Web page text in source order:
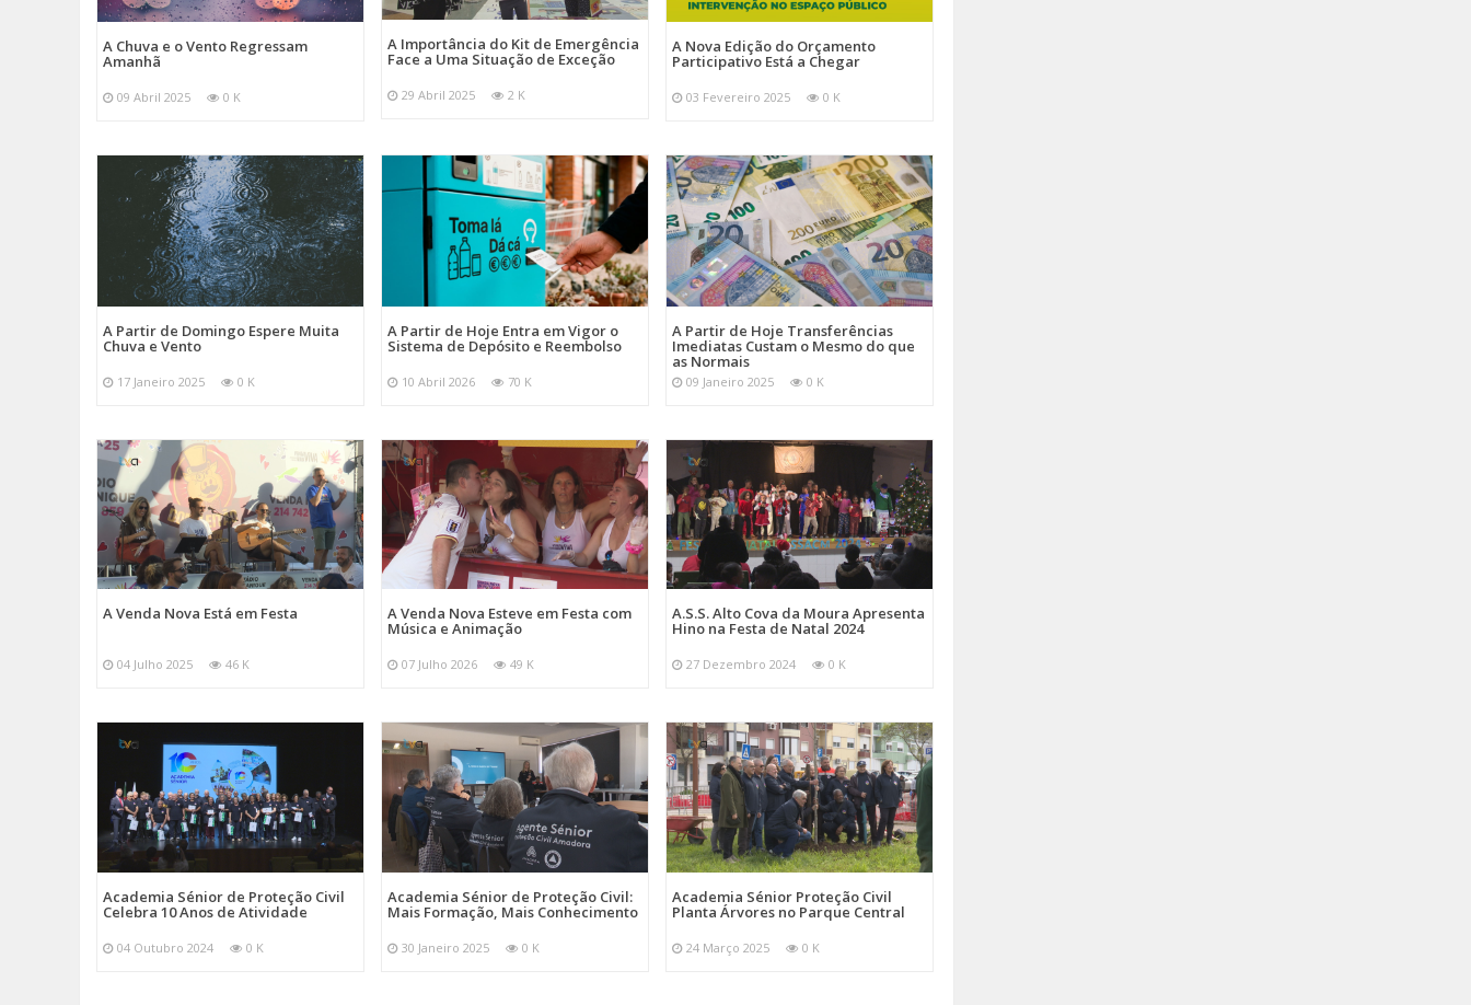
A Chuva e o Vento Regressam
Amanhã
09 Abril 2025 0 K
A Importância do Kit de Emergência
Face a Uma Situação de Exceção
29 Abril 2025 2 K
A Nova Edição do Orçamento
Participativo Está a Chegar
03 Fevereiro 2025 0 K
A Partir de Domingo Espere Muita
Chuva e Vento
17 Janeiro 2025 0 K
A Partir de Hoje Entra em Vigor o
Sistema de Depósito e Reembolso
10 Abril 2026 70 K
A Partir de Hoje Transferências
Imediatas Custam o Mesmo do que
as Normais
09 Janeiro 2025 0 K
A Venda Nova Está em Festa
04 Julho 2025 46 K
A Venda Nova Esteve em Festa com
Música e Animação
07 Julho 2026 49 K
A.S.S. Alto Cova da Moura Apresenta
Hino na Festa de Natal 2024
27 Dezembro 2024 0 K
Academia Sénior de Proteção Civil
Celebra 10 Anos de Atividade
04 Outubro 2024 0 K
Academia Sénior de Proteção Civil:
Mais Formação, Mais Conhecimento
30 Janeiro 2025 0 K
Academia Sénior Proteção Civil
Planta Árvores no Parque Central
24 Março 2025 0 K